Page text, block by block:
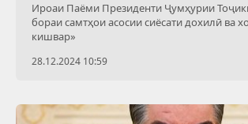
Ироаи Паёми Президенти Ҷумҳурии
бораи самтҳои асосии сиёсати дохилӣ ва
кишвар»
28.12.2024 10:59